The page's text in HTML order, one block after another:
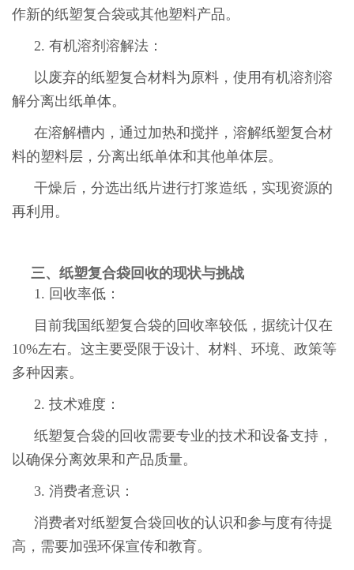
作新的纸塑复合袋或其他塑料产品。
2. 有机溶剂溶解法：
以废弃的纸塑复合材料为原料，使用有机溶剂溶
解分离出纸单体。
在溶解槽内，通过加热和搅拌，溶解纸塑复合材
料的塑料层，分离出纸单体和其他单体层。
干燥后，分选出纸片进行打浆造纸，实现资源的
再利用。
三、纸塑复合袋回收的现状与挑战
1. 回收率低：
目前我国纸塑复合袋的回收率较低，据统计仅在
10%左右。这主要受限于设计、材料、环境、政策等
多种因素。
2. 技术难度：
纸塑复合袋的回收需要专业的技术和设备支持，
以确保分离效果和产品质量。
3. 消费者意识：
消费者对纸塑复合袋回收的认识和参与度有待提
高，需要加强环保宣传和教育。